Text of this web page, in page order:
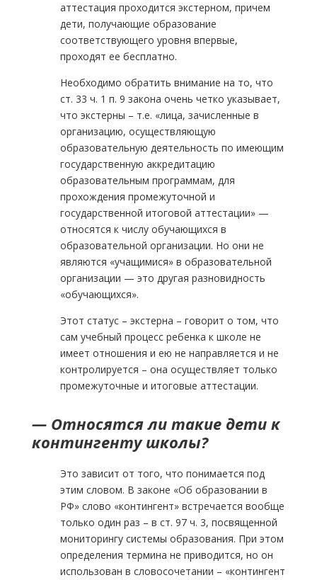
аттестация проходится экстерном, причем
дети, получающие образование
соответствующего уровня впервые,
проходят ее бесплатно.
Необходимо обратить внимание на то, что
ст. 33 ч. 1 п. 9 закона очень четко указывает,
что экстерны – т.е. «лица, зачисленные в
организацию, осуществляющую
образовательную деятельность по имеющим
государственную аккредитацию
образовательным программам, для
прохождения промежуточной и
государственной итоговой аттестации» —
относятся к числу обучающихся в
образовательной организации. Но они не
являются «учащимися» в образовательной
организации — это другая разновидность
«обучающихся».
Этот статус – экстерна – говорит о том, что
сам учебный процесс ребенка к школе не
имеет отношения и ею не направляется и не
контролируется – она осуществляет только
промежуточные и итоговые аттестации.
— Относятся ли такие дети к
контингенту школы?
Это зависит от того, что понимается под
этим словом. В законе «Об образовании в
РФ» слово «контингент» встречается вообще
только один раз – в ст. 97 ч. 3, посвященной
мониторингу системы образования. При этом
определения термина не приводится, но он
использован в словосочетании – «контингент